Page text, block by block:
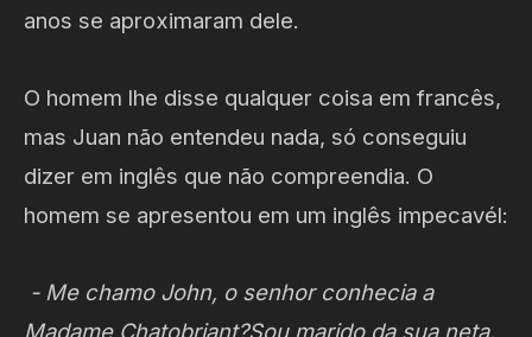
anos se aproximaram dele.
O homem lhe disse qualquer coisa em francês,
mas Juan não entendeu nada, só conseguiu
dizer em inglês que não compreendia. O
homem se apresentou em um inglês impecavél:
- Me chamo John, o senhor conhecia a
Madame Chatobriant?Sou marido da sua neta.